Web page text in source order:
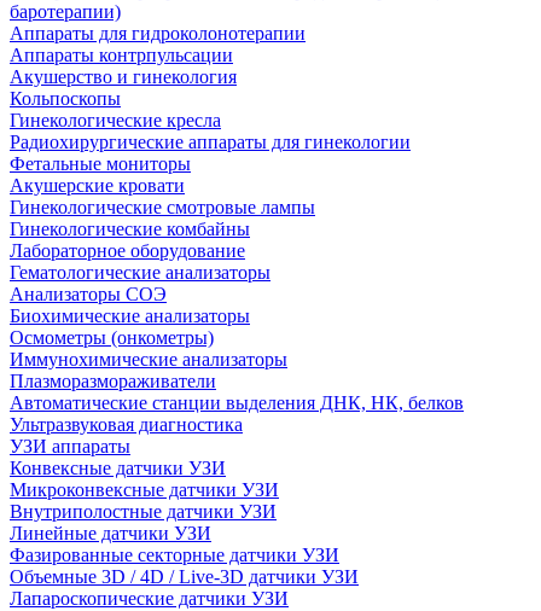
баротерапии)
Аппараты для гидроколонотерапии
Аппараты контрпульсации
Акушерство и гинекология
Кольпоскопы
Гинекологические кресла
Радиохирургические аппараты для гинекологии
Фетальные мониторы
Акушерские кровати
Гинекологические смотровые лампы
Гинекологические комбайны
Лабораторное оборудование
Гематологические анализаторы
Анализаторы СОЭ
Биохимические анализаторы
Осмометры (онкометры)
Иммунохимические анализаторы
Плазморазмораживатели
Автоматические станции выделения ДНК, НК, белков
Ультразвуковая диагностика
УЗИ аппараты
Конвексные датчики УЗИ
Микроконвексные датчики УЗИ
Внутриполостные датчики УЗИ
Линейные датчики УЗИ
Фазированные секторные датчики УЗИ
Объемные 3D / 4D / Live-3D датчики УЗИ
Лапароскопические датчики УЗИ